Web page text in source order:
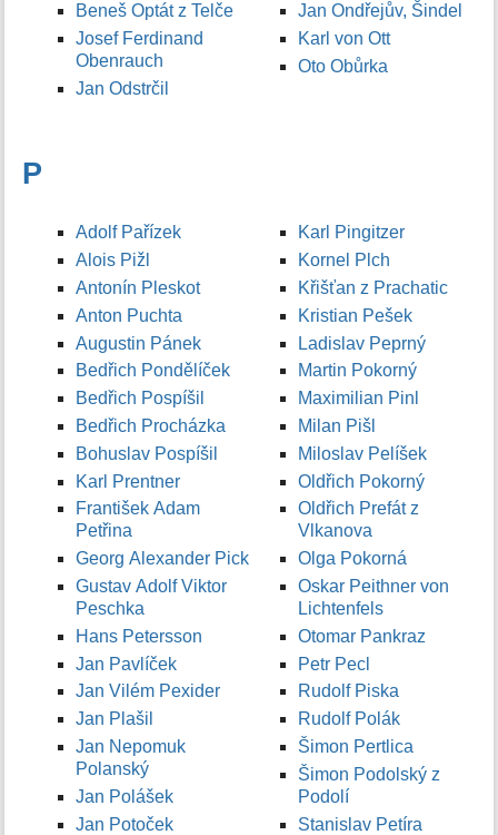
Beneš Optát z Telče
Josef Ferdinand
Obenrauch
Jan Odstrčil
Jan Ondřejův, Šindel
Karl von Ott
Oto Obůrka
P
Adolf Pařízek
Alois Pižl
Antonín Pleskot
Anton Puchta
Augustin Pánek
Bedřich Pondělíček
Bedřich Pospíšil
Bedřich Procházka
Bohuslav Pospíšil
Karl Prentner
František Adam
Petřina
Georg Alexander Pick
Gustav Adolf Viktor
Peschka
Hans Petersson
Jan Pavlíček
Jan Vilém Pexider
Jan Plašil
Jan Nepomuk
Polanský
Jan Polášek
Jan Potoček
Karl Pingitzer
Kornel Plch
Křišťan z Prachatic
Kristian Pešek
Ladislav Peprný
Martin Pokorný
Maximilian Pinl
Milan Pišl
Miloslav Pelíšek
Oldřich Pokorný
Oldřich Prefát z
Vlkanova
Olga Pokorná
Oskar Peithner von
Lichtenfels
Otomar Pankraz
Petr Pecl
Rudolf Piska
Rudolf Polák
Šimon Pertlica
Šimon Podolský z
Podolí
Stanislav Petíra